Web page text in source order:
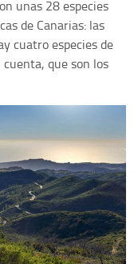
unas 28 especies
de Canarias: las
cuatro especies de
que son los